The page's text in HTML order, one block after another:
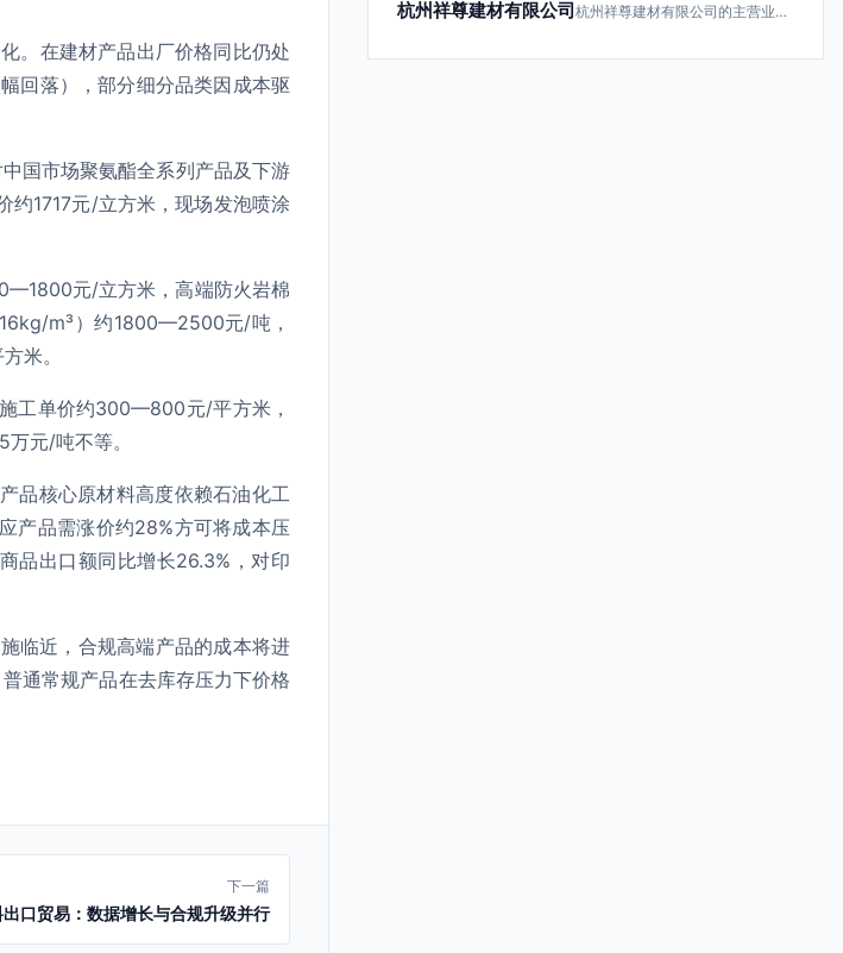
。在建材产品出厂价格同比仍处
回落），部分细分品类因成本驱
国市场聚氨酯全系列产品及下游
约1717元/立方米，现场发泡喷涂
元/立方米，高端防火岩棉
m³）约1800—2500元/吨，
米。
工单价约300—800元/平方米，
元/吨不等。
品核心原材料高度依赖石油化工
产品需涨价约28%方可将成本压
品出口额同比增长26.3%，对印
临近，合规高端产品的成本将进
通常规产品在去库存压力下价格
下一篇
口贸易：数据增长与合规升级并行
杭州祥尊建材有限公司 杭州祥尊建材有限公司的主营业务为建筑…